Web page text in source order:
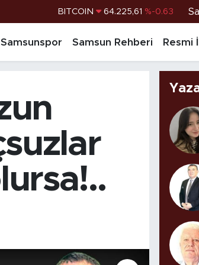
DOLAR 47,7143 %0.16
Samsunspor Samsun Rehberi Resmi